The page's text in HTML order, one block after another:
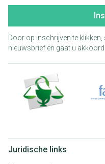
Door op inschrijven te
nieuwsbrief en gaat u
Juridische links